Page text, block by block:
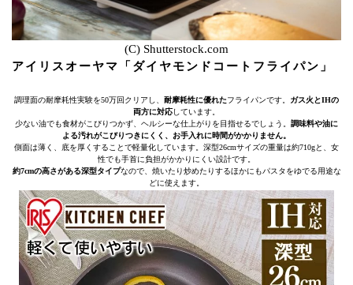
(C) Shutterstock.com
アイリスオーヤマ「ダイヤモンドコートフライパン」
調理面の耐摩耗性実験を50万回クリアし、 耐摩耗性に優れたフライパンです。 ガス火とIHの
両方に対応しています。
少ない油でも食材がこびりつかず、ヘルシーな仕上がりを目指せるでしょう。 調味料や油に
よる汚れがこびりつきにくく、お手入れに時間がかかりません。
側面は薄く、底を厚くすることで軽量化しています。深型26cmサイズの重量は約710gと、女
性でも手首に負担がかかりにくい設計です。
約7cmの高さがある深型タイプなので、焼いたり炒めたりするほかにもパスタをゆでる用途な
どに使えます。